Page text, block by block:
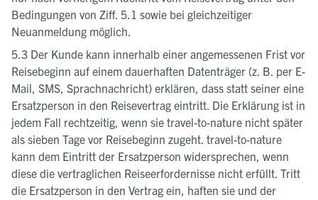
Bedingungen von Ziff. 5.1 sowie bei gleichzeitiger
Neuanmeldung möglich.
5.3 Der Kunde kann innerhalb einer angemessenen Frist vor
Reisebeginn auf einem dauerhaften Datenträger (z. B. per E-
Mail, SMS, Sprachnachricht) erklären, dass statt seiner eine
Ersatzperson in den Reisevertrag eintritt. Die Erklärung ist in
jedem Fall rechtzeitig, wenn sie travel-to-nature nicht später
als sieben Tage vor Reisebeginn zugeht. travel-to-nature
kann dem Eintritt der Ersatzperson widersprechen, wenn
diese die vertraglichen Reiseerfordernisse nicht erfüllt. Tritt
die Ersatzperson in den Vertrag ein, haften sie und der